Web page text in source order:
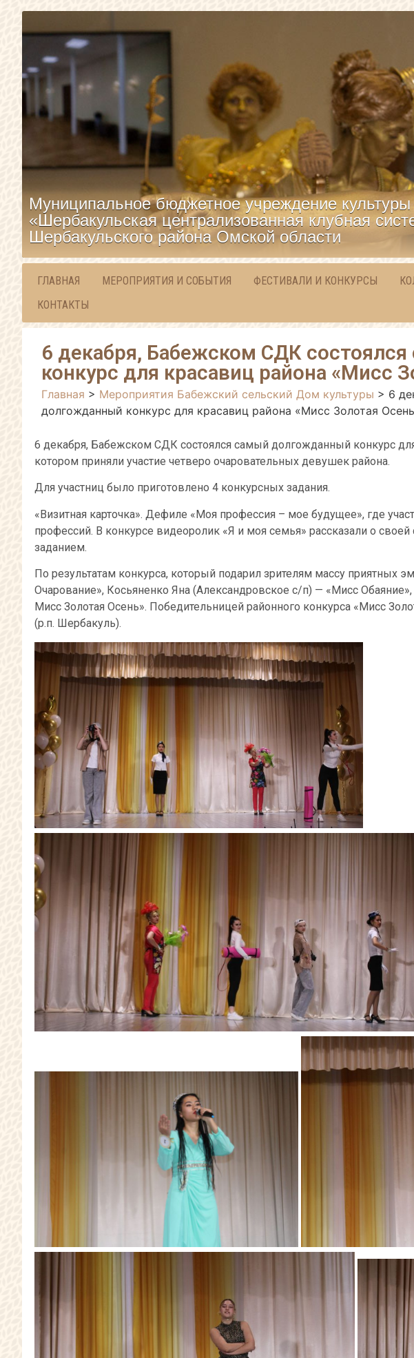
Муниципальное бюджетное учреждение культуры
«Шербакульская централизованная клубная
Шербакульского района Омской области
ГЛАВНАЯ МЕРОПРИЯТИЯ И СОБЫТИЯ ФЕСТИВАЛИ И КОНКУРСЫ
КОНТАКТЫ
6 декабря, Бабежском СДК
конкурс для красавиц района «Мисс
Главная > Мероприятия Бабежский сельский Дом культуры > 6
долгожданный конкурс для красавиц района «Мисс Золотая
6 декабря, Бабежском СДК состоялся самый долгожданный конкурс
котором приняли участие четверо очаровательных девушек района.
Для участниц было приготовлено 4 конкурсных задания.
«Визитная карточка». Дефиле «Моя профессия – мое будущее», где
профессий. В конкурсе видеоролик «Я и моя семья» рассказали о
заданием.
По результатам конкурса, который подарил зрителям массу приятных
Очарование», Косьяненко Яна (Александровское с/п) — «Мисс
Мисс Золотая Осень». Победительницей районного конкурса «Мисс
(р.п. Шербакуль).